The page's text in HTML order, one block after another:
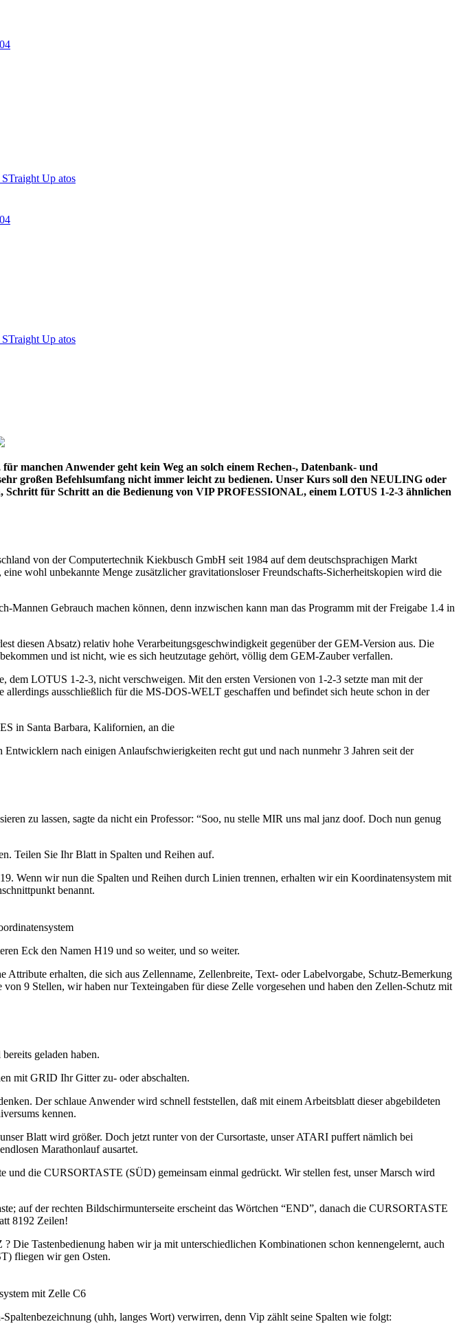
STraight Up atos
STraight Up atos
manchen Anwender geht kein Weg an solch einem Rechen-, Datenbank- und
großen Befehlsumfang nicht immer leicht zu bedienen. Unser Kurs soll den NEULING oder
für Schritt an die Bedienung von VIP PROFESSIONAL, einem LOTUS 1-2-3 ähnlichen
von der Computertechnik Kiekbusch GmbH seit 1984 auf dem deutschsprachigen Markt
wohl unbekannte Menge zusätzlicher gravitationsloser Freundschafts-Sicherheitskopien wird die
Gebrauch machen können, denn inzwischen kann man das Programm mit der Freigabe 1.4 in
Absatz) relativ hohe Verarbeitungsgeschwindigkeit gegenüber der GEM-Version aus. Die
und ist nicht, wie es sich heutzutage gehört, völlig dem GEM-Zauber verfallen.
LOTUS 1-2-3, nicht verschweigen. Mit den ersten Versionen von 1-2-3 setzte man mit der
ausschließlich für die MS-DOS-WELT geschaffen und befindet sich heute schon in der
in Santa Barbara, Kalifornien, an die
nach einigen Anlaufschwierigkeiten recht gut und nach nunmehr 3 Jahren seit der
zu lassen, sagte da nicht ein Professor: “Soo, nu stelle MIR uns mal janz doof. Doch nun genug
Teilen Sie Ihr Blatt in Spalten und Reihen auf.
Wenn wir nun die Spalten und Reihen durch Linien trennen, erhalten wir ein Koordinatensystem mit
benannt.
Eck den Namen H19 und so weiter, und so weiter.
erhalten, die sich aus Zellenname, Zellenbreite, Text- oder Labelvorgabe, Schutz-Bemerkung
9 Stellen, wir haben nur Texteingaben für diese Zelle vorgesehen und haben den Zellen-Schutz mit
geladen haben.
mit GRID Ihr Gitter zu- oder abschalten.
Der schlaue Anwender wird schnell feststellen, daß mit einem Arbeitsblatt dieser abgebildeten
kennen.
Blatt wird größer. Doch jetzt runter von der Cursortaste, unser ATARI puffert nämlich bei
Marathonlauf ausartet.
und die CURSORTASTE (SÜD) gemeinsam einmal gedrückt. Wir stellen fest, unser Marsch wird
auf der rechten Bildschirmunterseite erscheint das Wörtchen “END”, danach die CURSORTASTE
8192 Zeilen!
Die Tastenbedienung haben wir ja mit unterschiedlichen Kombinationen schon kennengelernt, auch
fliegen wir gen Osten.
mit Zelle C6
(uhh, langes Wort) verwirren, denn Vip zählt seine Spalten wie folgt: